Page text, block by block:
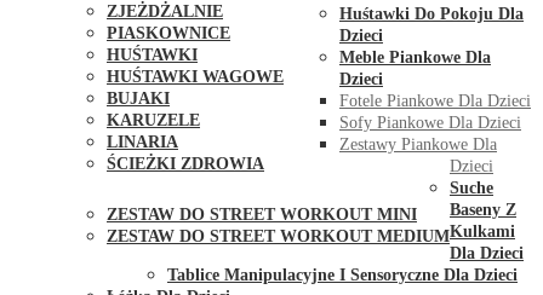
ZJEŻDŻALNIE
PIASKOWNICE
HUŚTAWKI
HUŚTAWKI WAGOWE
BUJAKI
KARUZELE
LINARIA
ŚCIEŻKI ZDROWIA
ZESTAW DO STREET WORKOUT MINI
ZESTAW DO STREET WORKOUT MEDIUM
Huśtawki Do Pokoju Dla
Dzieci
Meble Piankowe Dla
Dzieci
Fotele Piankowe Dla Dzieci
Sofy Piankowe Dla Dzieci
Zestawy Piankowe Dla
Dzieci
Suche
Baseny Z
Kulkami
Dla Dzieci
Tablice Manipulacyjne I Sensoryczne Dla Dzieci